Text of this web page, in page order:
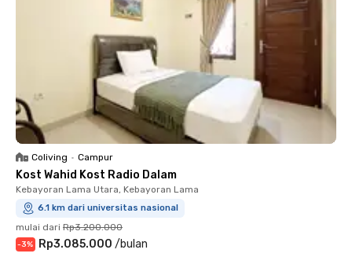
Coliving • Campur
Kost Wahid Kost Radio Dalam
Kebayoran Lama Utara, Kebayoran Lama
6.1 km dari universitas nasional
mulai dari Rp3.200.000
-3% Rp3.085.000 /bulan